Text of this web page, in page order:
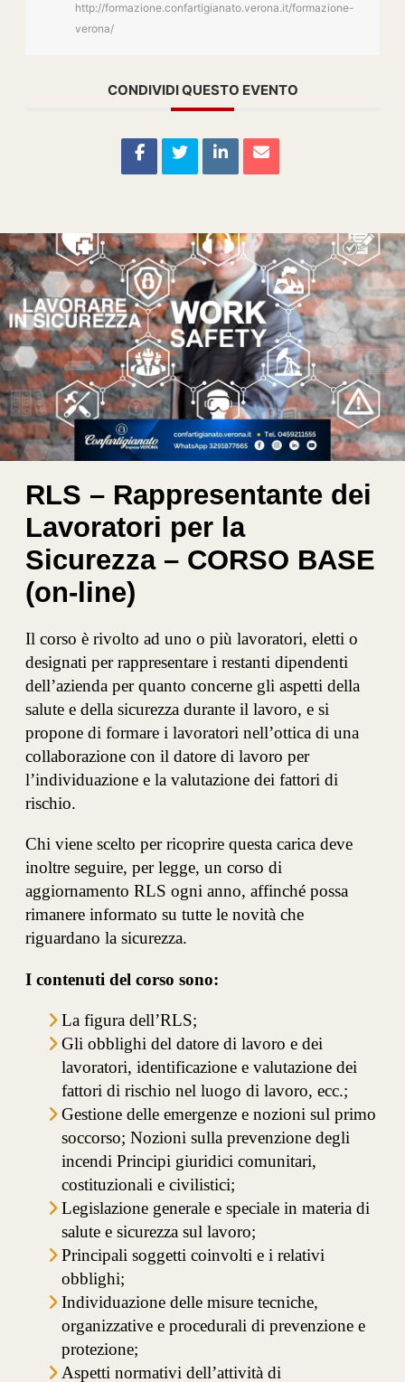
http://formazione.confartigianato.verona.it/formazione-
verona/
CONDIVIDI QUESTO EVENTO
RLS – Rappresentante dei
Lavoratori per la
Sicurezza – CORSO BASE
(on-line)
Il corso è rivolto ad uno o più lavoratori, eletti o
designati per rappresentare i restanti dipendenti
dell’azienda per quanto concerne gli aspetti della
salute e della sicurezza durante il lavoro, e si
propone di formare i lavoratori nell’ottica di una
collaborazione con il datore di lavoro per
l’individuazione e la valutazione dei fattori di
rischio.
Chi viene scelto per ricoprire questa carica deve
inoltre seguire, per legge, un corso di
aggiornamento RLS ogni anno, affinché possa
rimanere informato su tutte le novità che
riguardano la sicurezza.
I contenuti del corso sono:
La figura dell’RLS;
Gli obblighi del datore di lavoro e dei
lavoratori, identificazione e valutazione dei
fattori di rischio nel luogo di lavoro, ecc.;
Gestione delle emergenze e nozioni sul primo
soccorso; Nozioni sulla prevenzione degli
incendi Principi giuridici comunitari,
costituzionali e civilistici;
Legislazione generale e speciale in materia di
salute e sicurezza sul lavoro;
Principali soggetti coinvolti e i relativi
obblighi;
Individuazione delle misure tecniche,
organizzative e procedurali di prevenzione e
protezione;
Aspetti normativi dell’attività di